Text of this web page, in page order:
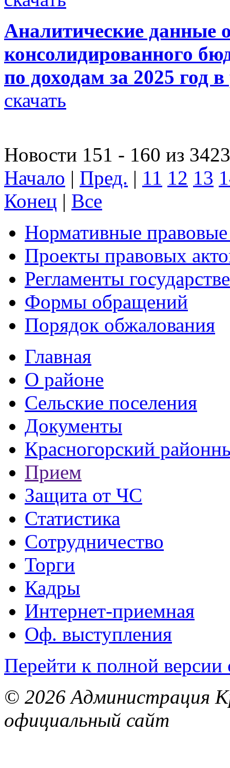
Аналитические данные
консолидированного
по доходам за 2025 год
скачать
Новости 151 - 160 из 3423
Начало | Пред. | 11 12 13
Конец | Все
Нормативные
Проекты правовых
Регламенты
Формы обращений
Порядок обжалования
Главная
О районе
Сельские поселения
Документы
Красногорский
Прием
Защита от ЧС
Статистика
Сотрудничество
Торги
Кадры
Интернет-приемная
Оф. выступления
Перейти к полной версии
© 2026 Администрация
официальный сайт